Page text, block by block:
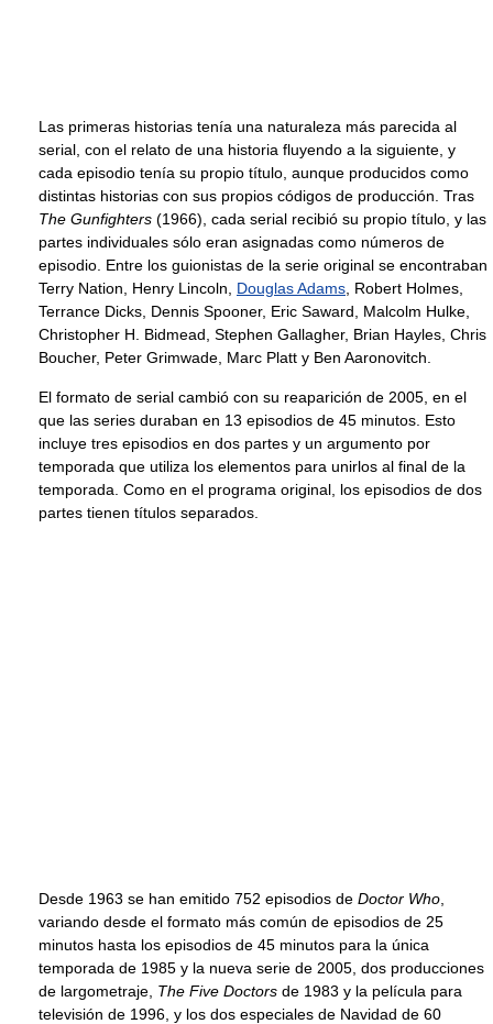
Las primeras historias tenía una naturaleza más parecida al
serial, con el relato de una historia fluyendo a la siguiente, y
cada episodio tenía su propio título, aunque producidos como
distintas historias con sus propios códigos de producción. Tras
The Gunfighters (1966), cada serial recibió su propio título, y las
partes individuales sólo eran asignadas como números de
episodio. Entre los guionistas de la serie original se encontraban
Terry Nation, Henry Lincoln, Douglas Adams , Robert Holmes,
Terrance Dicks, Dennis Spooner, Eric Saward, Malcolm Hulke,
Christopher H. Bidmead, Stephen Gallagher, Brian Hayles, Chris
Boucher, Peter Grimwade, Marc Platt y Ben Aaronovitch.
El formato de serial cambió con su reaparición de 2005, en el
que las series duraban en 13 episodios de 45 minutos. Esto
incluye tres episodios en dos partes y un argumento por
temporada que utiliza los elementos para unirlos al final de la
temporada. Como en el programa original, los episodios de dos
partes tienen títulos separados.
Desde 1963 se han emitido 752 episodios de Doctor Who
variando desde el formato más común de episodios de 25
minutos hasta los episodios de 45 minutos para la única
temporada de 1985 y la nueva serie de 2005, dos producciones
de largometraje, The Five Doctors de 1983 y la película para
televisión de 1996, y los dos especiales de Navidad de 60